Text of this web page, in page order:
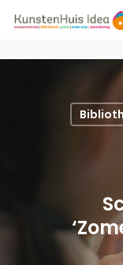
Druk op
druk op